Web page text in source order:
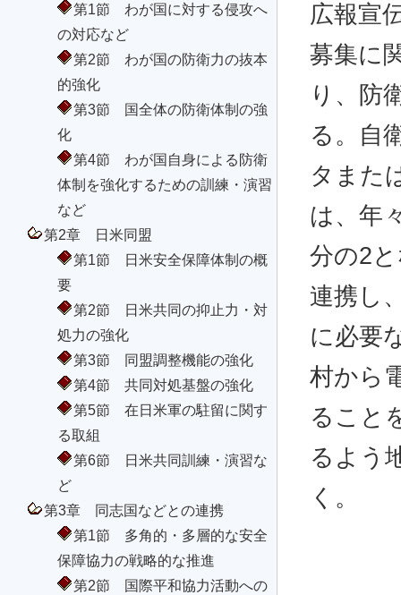
第1節 わが国に対する侵攻へ
の対応など
第2節 わが国の防衛力の抜本
的強化
第3節 国全体の防衛体制の強
化
第4節 わが国自身による防衛
体制を強化するための訓練・演習
など
第2章 日米同盟
第1節 日米安全保障体制の概
要
第2節 日米共同の抑止力・対
処力の強化
第3節 同盟調整機能の強化
第4節 共同対処基盤の強化
第5節 在日米軍の駐留に関す
る取組
第6節 日米共同訓練・演習な
ど
第3章 同志国などとの連携
第1節 多角的・多層的な安全
保障協力の戦略的な推進
第2節 国際平和協力活動への
広報宣
募集に
り、防
る。自
タまた
は、年
分の2
連携し
に必要
村から
ること
るよう
く。